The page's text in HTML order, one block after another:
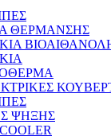
ΘΕΡΜΑΝΣΗΣ
ΨΗΞΗΣ